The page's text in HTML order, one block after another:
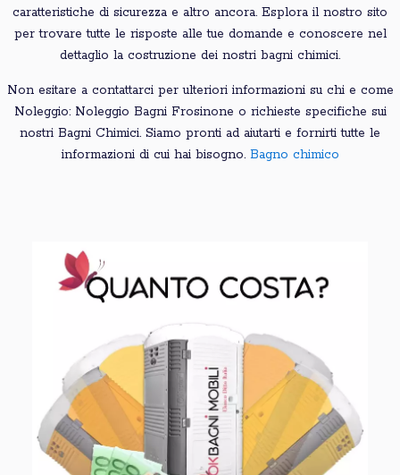
caratteristiche di sicurezza e altro ancora. Esplora il nostro sito
per trovare tutte le risposte alle tue domande e conoscere nel
dettaglio la costruzione dei nostri bagni chimici.
Non esitare a contattarci per ulteriori informazioni su chi e come
Noleggio: Noleggio Bagni Frosinone o richieste specifiche sui
nostri Bagni Chimici. Siamo pronti ad aiutarti e fornirti tutte le
informazioni di cui hai bisogno. Bagno chimico